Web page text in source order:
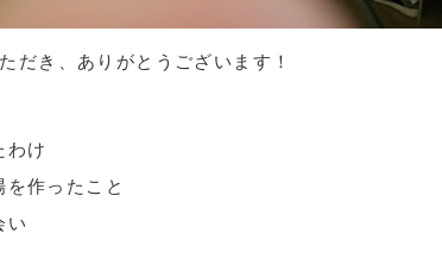
だき、ありがとうございます！
わけ
作ったこと
い